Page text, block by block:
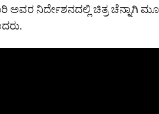
ಅವರ ನಿರ್ದೇಶನದಲ್ಲಿ ಚಿತ್ರ ಚೆನ್ನಾಗಿ